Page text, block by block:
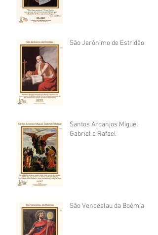
São Jerônimo de Estridão
Santos Arcanjos Miguel,
Gabriel e Rafael
São Venceslau da Boêmia